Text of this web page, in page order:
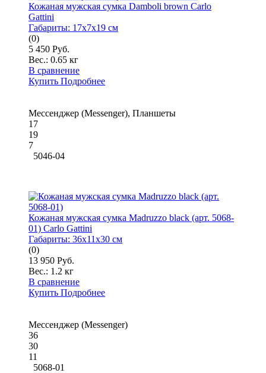
Кожаная мужская сумка Damboli brown Carlo
Gattini
Габариты: 17x7x19 см
(0)
5 450 Руб.
Вес.: 0.65 кг
В сравнение
Купить Подробнее
Мессенджер (Messenger), Планшеты
17
19
7
5046-04
Кожаная мужская сумка Madruzzo black (арт. 5068-
01) Carlo Gattini
Габариты: 36x11x30 см
(0)
13 950 Руб.
Вес.: 1.2 кг
В сравнение
Купить Подробнее
Мессенджер (Messenger)
36
30
11
5068-01